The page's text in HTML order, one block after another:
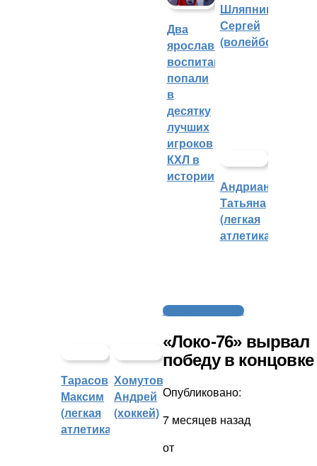
Два
ярославских
воспитанника
попали
в
десятку
лучших
игроков
КХЛ в
истории
Шляпников
Сергей
(волейбол)
Андрианова
Татьяна
(легкая
атлетика)
Тарасов
Максим
(легкая
атлетика)
Хомутов
Андрей
(хоккей)
Молодежный хоккей
«Локо-76» вырвал
победу в концовке
Опубликовано:
7 месяцев назад
от